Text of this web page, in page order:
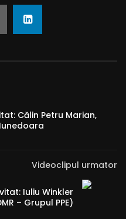
Călin Petru Marian,
Videoclipul urmator
Iuliu Winkler
– Grupul PPE)